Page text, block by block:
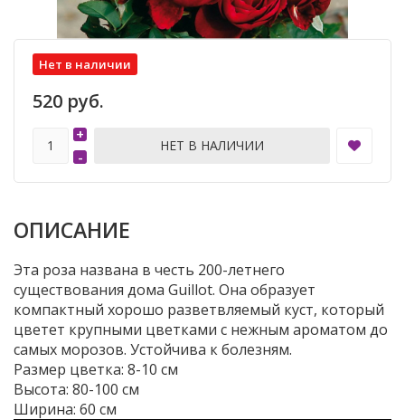
Нет в наличии
520 руб.
-
+
НЕТ В НАЛИЧИИ
ОПИСАНИЕ
Эта роза названа в честь 200-летнего
существования дома Guillot. Она образует
компактный хорошо разветвляемый куст, который
цветет крупными цветками с нежным ароматом до
самых морозов. Устойчива к болезням.
Размер цветка: 8-10 см
Высота: 80-100 см
Ширина: 60 см